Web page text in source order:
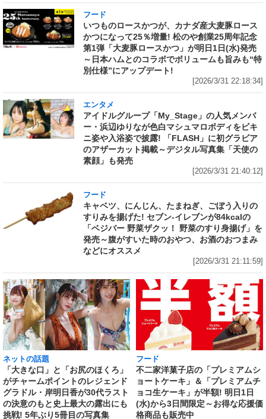
フード
いつものロースかつが、カナダ産大麦豚ロース
かつになって25％増量! 松のや創業25周年記念
第1弾「大麦豚ロースかつ」が明日1日(水)発売
～日本ハムとのコラボでボリュームも旨みも“特
別仕様”にアップデート!
[2026/3/31 22:18:34]
エンタメ
アイドルグループ「My_Stage」の人気メンバ
ー・浜辺ゆりなが色白マシュマロボディをビキ
ニ姿や入浴姿で披露! 「FLASH」に初グラビア
のアザーカット掲載～デジタル写真集「天使の
素顔」も発売
[2026/3/31 21:40:12]
フード
キャベツ、にんじん、たまねぎ、ごぼう入りの
すりみを揚げた! セブン‐イレブンが84kcalの
「ベジバー 野菜ザクッ！ 野菜のすり身揚げ」を
発売～腹がすいた時のおやつ、お酒のおつまみ
などにオススメ
[2026/3/31 21:11:59]
ネットの話題
「大きな口」と「お尻のほくろ」
がチャームポイントのレジェンド
グラドル・岸明日香が30代ラスト
の決意のもと史上最大の露出にも
挑戦! 5年ぶり5冊目の写真集
フード
不二家洋菓子店の「プレミアムシ
ョートケーキ」＆「プレミアムチ
ョコ生ケーキ」が半額! 明日1日
(水)から3日間限定～お得な応援価
格商品も販売中